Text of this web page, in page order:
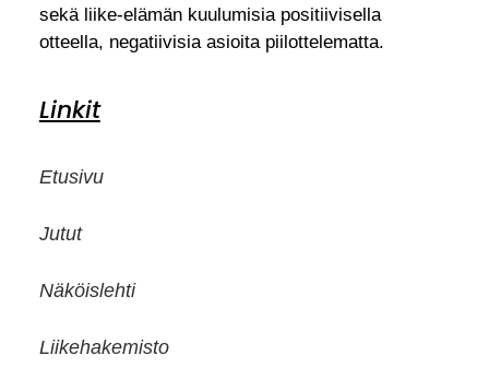
sekä liike-elämän kuulumisia positiivisella
otteella, negatiivisia asioita piilottelematta.
Linkit
Etusivu
Jutut
Näköislehti
Liikehakemisto